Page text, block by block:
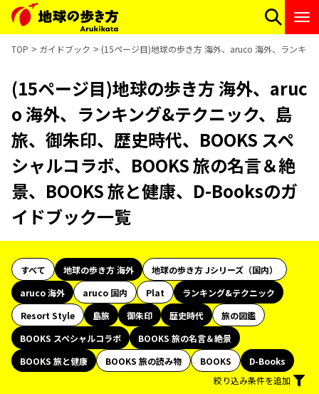
TOP ガイドブック (15ページ目)地球の歩き方 海外、aruco 海外、ランキ
(15ページ目)地球の歩き方 海外、aruc
o 海外、ランキング&テクニック、島
旅、御朱印、歴史時代、BOOKS スペ
シャルコラボ、BOOKS 旅の名言＆絶
景、BOOKS 旅と健康、D-Booksのガ
イドブック一覧
すべて 地球の歩き方 海外
地球の歩き方 Jシリーズ（国内）
aruco 海外
aruco 国内 Plat
ランキング&テクニック
Resort Style
島旅 御朱印 歴史時代
旅の図鑑
BOOKS スペシャルコラボ
BOOKS 旅の名言＆絶景
BOOKS 旅と健康
BOOKS 旅の読み物 BOOKS
D-Books
絞り込み条件を追加